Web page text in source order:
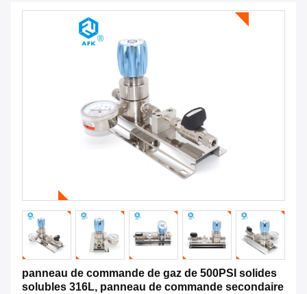
panneau de commande de gaz de 500PSI solides
solubles 316L, panneau de commande secondaire